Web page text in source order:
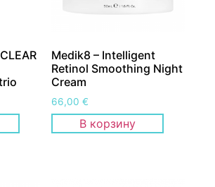
Medik8 – Intelligent
Retinol Smoothing Night
Cream
66,00€
В корзину